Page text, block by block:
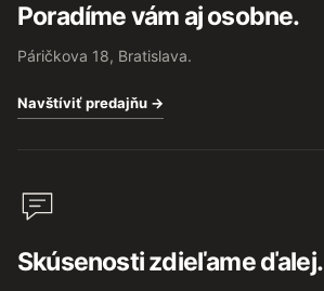
Poradíme vám aj osobne.
Páričkova 18, Bratislava.
Navštíviť predajňu →
Skúsenosti zdieľame ďalej.